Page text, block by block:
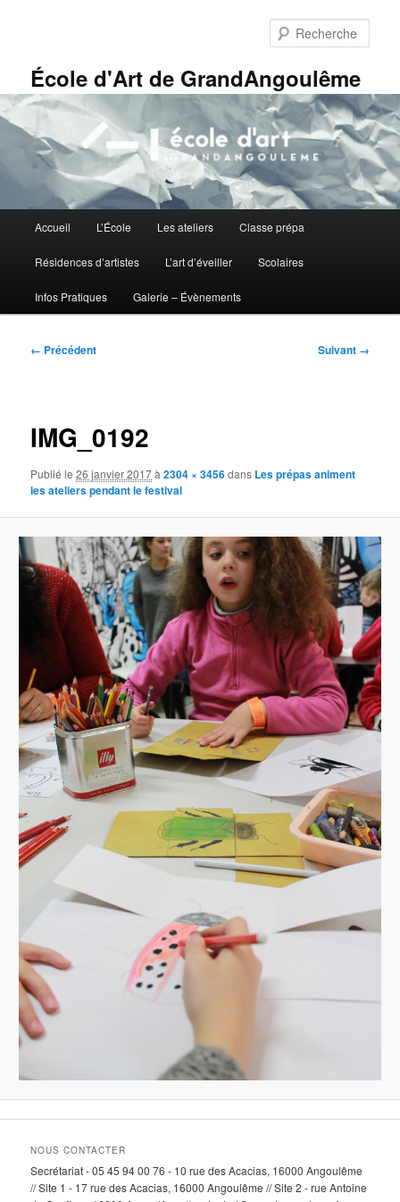
principalÉcole d'Art de GrandAngoulême
principal
Accueil L’École Les ateliers Classe prépa
Résidences d’artistes L’art d’éveiller Scolaires
Infos Pratiques Galerie – Évènements
Navigation
← Précédent Suivant →
IMG_0192
Publié le26 janvier 2017à2304 × 3456dans Les prépas animent
les ateliers pendant le festival
NOUS CONTACTER
Secrétariat - 05 45 94 00 76 - 10 rue des Acacias, 16000 Angoulême
// Site 1 - 17 rue des Acacias, 16000 Angoulême // Site 2 - rue Antoine